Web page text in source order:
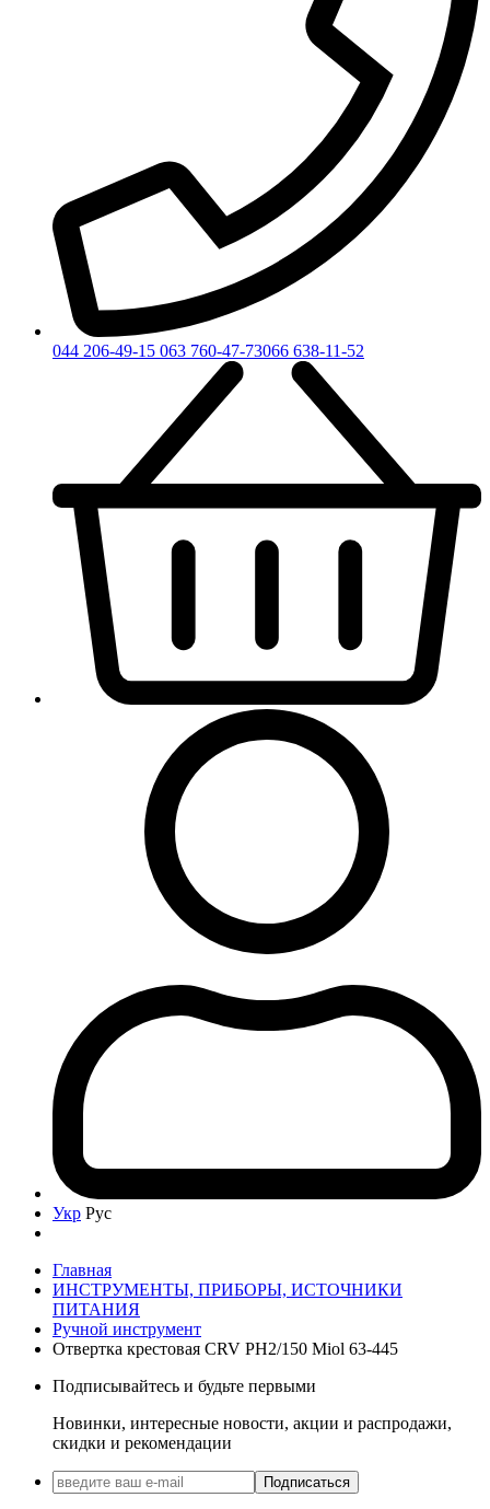
044 206-49-15 063 760-47-73066 638-11-52
Укр Рус
Главная
ИНСТРУМЕНТЫ, ПРИБОРЫ, ИСТОЧНИКИ
ПИТАНИЯ
Ручной инструмент
Отвертка крестовая CRV PH2/150 Miol 63-445
Подписывайтесь и будьте первыми
Новинки, интересные новости, акции и распродажи,
скидки и рекомендации
Подписаться